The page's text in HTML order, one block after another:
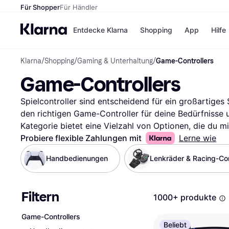
Für ShopperFür Händler
Entdecke Klarna
Zahlungsmethoden
Zahlungsmethoden
Sofort bezahlen
Bezahle in 3
Teilzahlungen
Bezahle in bis zu 30
Tagen
Ratenzahlung
Shopping
Shops
Temu
SHEIN
Alle Shops
App Hilfe
Klarna/Shopping/Gaming & Unterhaltung/Game-Controllers
Game-Controllers
Spielcontroller sind entscheidend für ein großartiges
den richtigen Game-Controller für deine Bedürfnisse
Kategorie bietet eine Vielzahl von Optionen, die du
durchsuchen kannst. Egal, ob du nach einem
suchst, unsere Filter leiten dich schnell zur besten
Preisspannen oder Bewertungen filtern, um deine
du genau den Game-Controller, der zu dir passt.
deine Suche und finde den Controller, der dein
Mehr über game-controllers »
Probiere flexible Zahlungen mit Lerne wie
Handbedienungen Lenkräder & Racing-
Filtern
Game-Controllers
1000+ produkte
Beliebt